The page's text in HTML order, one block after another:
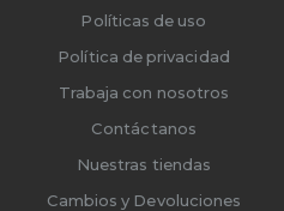
Políticas de uso
Política de privacidad
Trabaja con nosotros
Contáctanos
Nuestras tiendas
Cambios y Devoluciones